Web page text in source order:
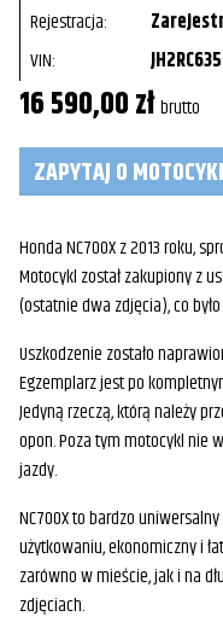
Rejestracja:
VIN:
16 590,00 złbrutto
ZAPYTAJ O
Honda NC700X z 2013 roku,
Motocykl został zakupiony z
(ostatnie dwa zdjęcia), co
Uszkodzenie zostało
Egzemplarz jest po
Jedyną rzeczą, którą należy
opon. Poza tym motocykl nie
jazdy.
NC700X to bardzo
użytkowaniu, ekonomiczny i
zarówno w mieście, jak i na
zdjęciach.